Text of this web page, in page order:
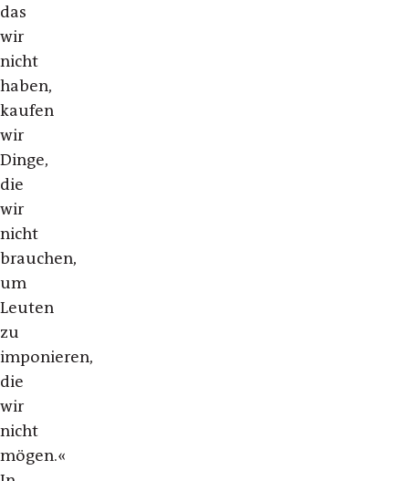
das
wir
nicht
haben,
kaufen
wir
Dinge,
die
wir
nicht
brauchen,
um
Leuten
zu
imponieren,
die
wir
nicht
mögen.«